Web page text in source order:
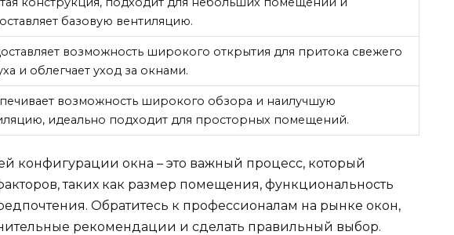
базовую вентиляцию.
возможность широкого открытия для притока свежего
и облегчает уход за окнами.
возможность широкого обзора и наилучшую
идеально подходит для просторных помещений.
конфигурации окна – это важный процесс, который
таких как размер помещения, функциональность
Обратитесь к профессионалам на рынке окон,
рекомендации и сделать правильный выбор.